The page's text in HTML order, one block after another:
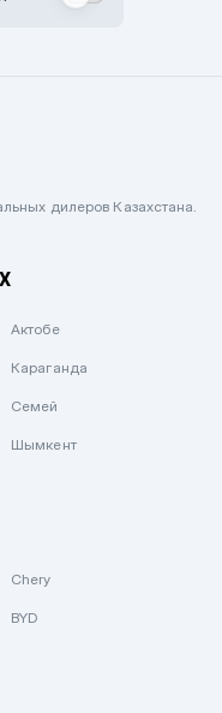
дилеров Казахстана.
Актобе
Караганда
Семей
Шымкент
Chery
BYD